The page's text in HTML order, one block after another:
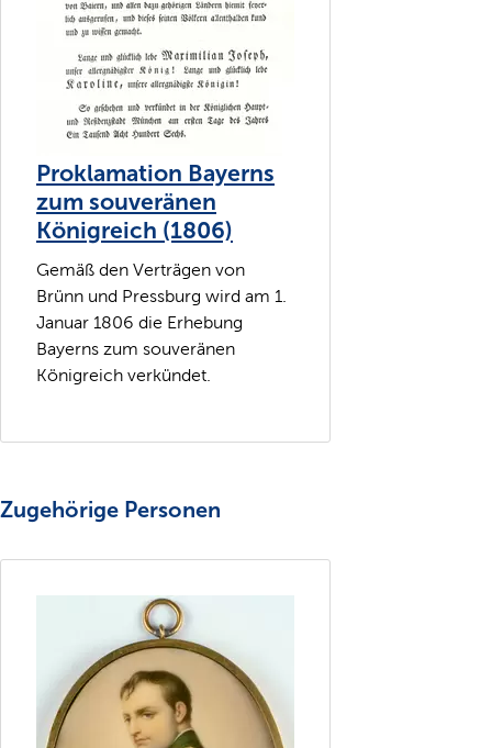
Proklamation Bayerns
zum souveränen
Königreich (1806)
Gemäß den Verträgen von
Brünn und Pressburg wird am 1.
Januar 1806 die Erhebung
Bayerns zum souveränen
Königreich verkündet.
Zugehörige Personen